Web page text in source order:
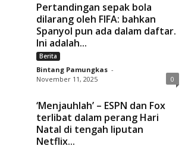
Pertandingan sepak bola
dilarang oleh FIFA: bahkan
Spanyol pun ada dalam daftar.
Ini adalah...
Berita
Bintang Pamungkas -
November 11, 2025
0
‘Menjauhlah’ – ESPN dan Fox
terlibat dalam perang Hari
Natal di tengah liputan
Netflix...